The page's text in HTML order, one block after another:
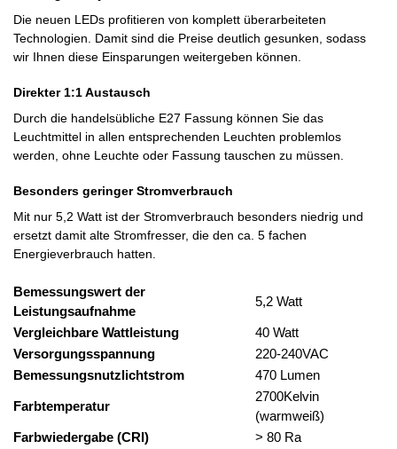
Die neuen LEDs profitieren von komplett überarbeiteten
Technologien. Damit sind die Preise deutlich gesunken, sodass
wir Ihnen diese Einsparungen weitergeben können.
Direkter 1:1 Austausch
Durch die handelsübliche E27 Fassung können Sie das
Leuchtmittel in allen entsprechenden Leuchten problemlos
werden, ohne Leuchte oder Fassung tauschen zu müssen.
Besonders geringer Stromverbrauch
Mit nur 5,2 Watt ist der Stromverbrauch besonders niedrig und
ersetzt damit alte Stromfresser, die den ca. 5 fachen
Energieverbrauch hatten.
Bemessungswert der
Leistungsaufnahme
5,2 Watt
Vergleichbare Wattleistung
40 Watt
Versorgungsspannung
220-240VAC
Bemessungsnutzlichtstrom
470 Lumen
Farbtemperatur
2700Kelvin
(warmweiß)
Farbwiedergabe (CRI)
> 80 Ra